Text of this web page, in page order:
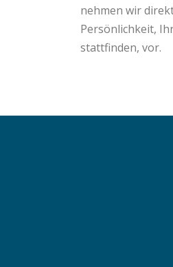
nehmen wir
Persönlichkeit,
stattfinden, vor.